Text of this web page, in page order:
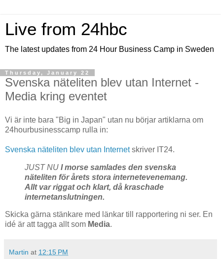
Live from 24hbc
The latest updates from 24 Hour Business Camp in Sweden
Thursday, January 22
Svenska näteliten blev utan Internet -
Media kring eventet
Vi är inte bara "Big in Japan" utan nu börjar artiklarna om
24hourbusinesscamp rulla in:
Svenska näteliten blev utan Internetskriver IT24.
JUST NU I morse samlades den svenska
näteliten för årets stora internetevenemang.
Allt var riggat och klart, då kraschade
internetanslutningen.
Skicka gärna stänkare med länkar till rapportering ni ser. En
idé är att tagga allt som Media.
Martin at 12:15 PM